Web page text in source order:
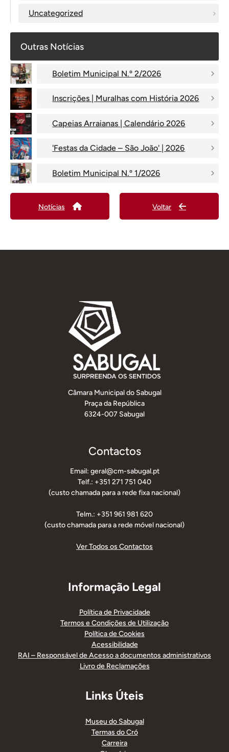
Uncategorized
Outras Notícias
Boletim Municipal N.º 2/2026
Inscrições | Muralhas com História 2026
Capeias Arraianas | Calendário 2026
'Festas da Cidade – São João' | 2026
Boletim Municipal N.º 1/2026
Notícias Voltar
Câmara Municipal do Sabugal
Praça da República
6324-007 Sabugal
Contactos
Email: geral@cm-sabugal.pt
Telf.: +351 271 751 040
(custo chamada para a rede fixa nacional)
Telm.: +351 961 981 620
(custo chamada para a rede móvel nacional)
Ver Todos os Contactos
Informação Legal
Política de Privacidade
Termos e Condições de Utilização
Política de Cookies
Acessibilidade
RAI – Responsável de Acesso a documentos administrativos
Livro de Reclamações
Links Úteis
Museu do Sabugal
Termas do Cró
Carreira